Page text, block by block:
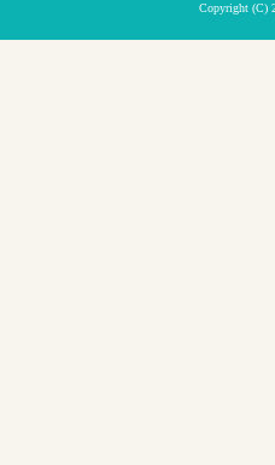
Copyright (C)